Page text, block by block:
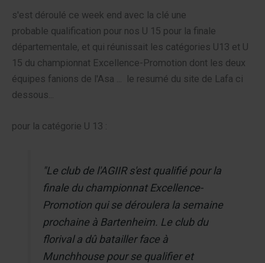
s'est déroulé ce week end avec la clé une
probable qualification pour nos U 15 pour la finale
départementale, et qui réunissait les catégories U13 et U
15 du championnat Excellence-Promotion dont les deux
équipes fanions de l'Asa ... le resumé du site de Lafa ci
dessous...
pour la catégorie U 13 :
"Le club de l'AGIIR s'est qualifié pour la
finale du championnat Excellence-
Promotion qui se déroulera la semaine
prochaine à Bartenheim. Le club du
florival a dû batailler face à
Munchhouse pour se qualifier et